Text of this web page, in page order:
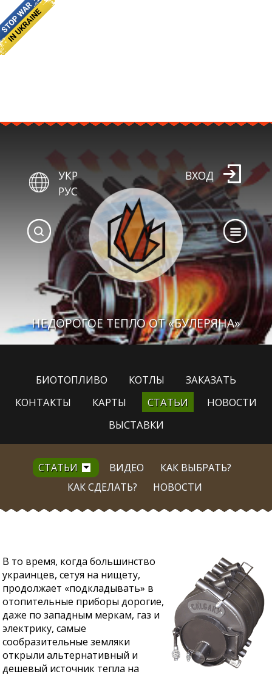
НЕДОРОГОЕ ТЕПЛО ОТ «БУЛЕРЯНА»
УКР
РУС
ВХОД
БИОТОПЛИВО КОТЛЫ
ЗАКАЗАТЬ
КОНТАКТЫ
КАРТЫ СТАТЬИ
НОВОСТИ
ВЫСТАВКИ
СТАТЬИ ВИДЕО
КАК ВЫБРАТЬ?
КАК СДЕЛАТЬ?
НОВОСТИ
В то время, когда большинство
украинцев, сетуя на нищету,
продолжает «подкладывать» в
отопительные приборы дорогие,
даже по западным меркам, газ и
электрику, самые
сообразительные земляки
открыли альтернативный и
дешевый источник тепла на